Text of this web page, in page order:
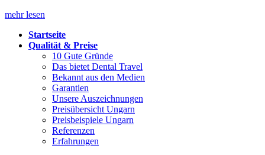
mehr lesen
Startseite
Qualität & Preise
10 Gute Gründe
Das bietet Dental Travel
Bekannt aus den Medien
Garantien
Unsere Auszeichnungen
Preisübersicht Ungarn
Preisbeispiele Ungarn
Referenzen
Erfahrungen